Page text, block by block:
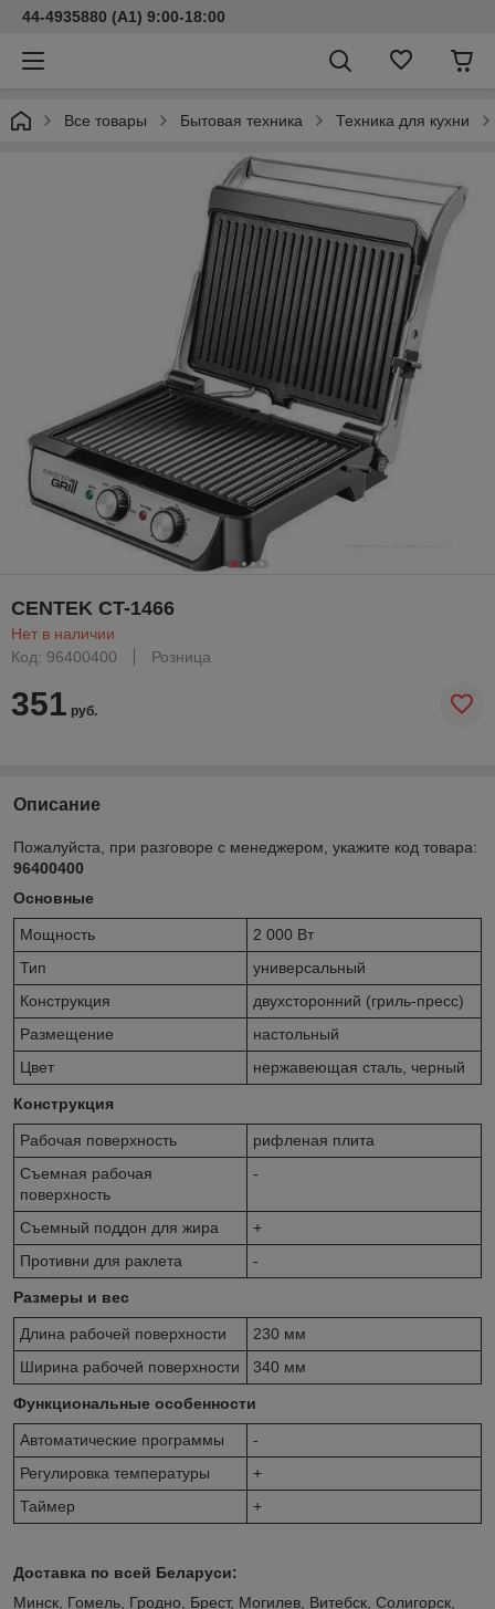
44-4935880 (A1) 9:00-18:00
Все товары Бытовая техника Техника для кухни
CENTEK CT-1466
Нет в наличии
Код: 96400400
Розница
351 руб.
Описание
Пожалуйста, при разговоре с менеджером, укажите код товара:
96400400
Основные
Мощность
2 000 Вт
Тип
универсальный
Конструкция
двухсторонний (гриль-пресс)
Размещение
настольный
Цвет
нержавеющая сталь, черный
Конструкция
Рабочая поверхность
рифленая плита
Съемная рабочая
поверхность
-
Съемный поддон для жира
+
Противни для раклета
-
Размеры и вес
Длина рабочей поверхности
230 мм
Ширина рабочей поверхности
340 мм
Функциональные особенности
Автоматические программы
-
Регулировка температуры
+
Таймер
+
Доставка по всей Беларуси:
Минск, Гомель, Гродно, Брест, Могилев, Витебск, Солигорск,